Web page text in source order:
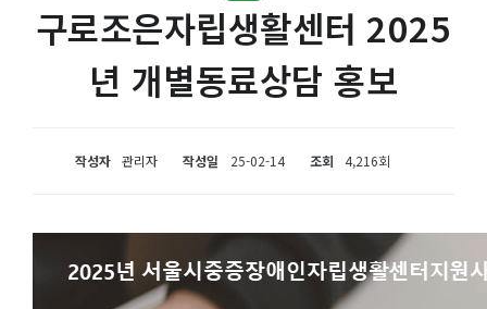
구로조은자립생활센터 2025
년 개별동료상담 홍보
작성자 관리자 작성일 25-02-14 조회 4,216회